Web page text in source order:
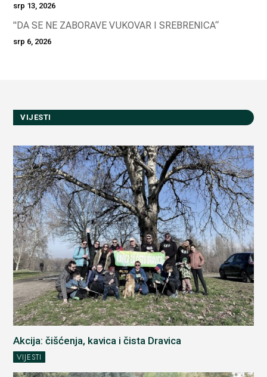
srp 13, 2026
"DA SE NE ZABORAVE VUKOVAR I SREBRENICA“
srp 6, 2026
VIJESTI
Akcija: čišćenja, kavica i čista Dravica
VIJESTI